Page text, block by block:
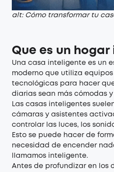
alt: Cómo transformar tu
Que es un
Una casa inteligente es un
moderno que utiliza
tecnológicas para hacer
diarias sean más cómodas
Las casas inteligentes
cámaras y asistentes
controlar las luces, los
Esto se puede hacer de
necesidad de encender
llamamos inteligente.
Antes de profundizar en los